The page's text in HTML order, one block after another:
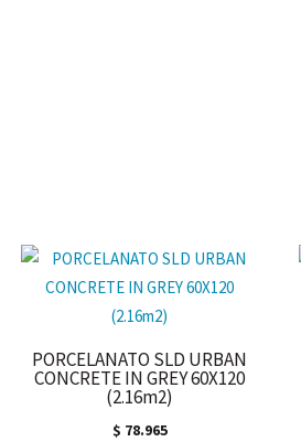
PORCELANATO SLD URBAN
CONCRETE IN GREY 60X120
(2.16m2)
$ 78.965